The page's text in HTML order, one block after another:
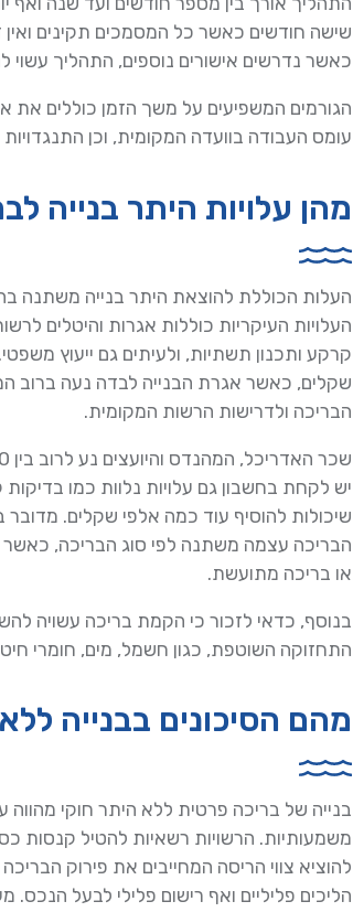
שישה חודשים כאשר כל המסמכים תקינים
כאשר נדרשים אישורים נוספים, התהליך עשוי להימשך בין
הגורמים המשפיעים על משך הזמן כוללים
עומס העבודה בוועדה המקומית, וכן
מהן עלויות היתר בנייה
העלות הכוללת להוצאת היתר בנייה משתנה
העלויות העיקריות כוללות אגרות והיטלים
קרקע ותכנון תשתיות, ולעיתים גם ייעוץ
הבריכה ולדרישות הרשות המקומית.
יש לקחת בחשבון גם עלויות נלוות כמו
שיכולות להוסיף עוד כמה אלפי שקלים.
הבריכה עצמה משתנה לפי סוג הבריכה, כאשר
או בריכה מתועשת.
בנוסף, כדאי לזכור כי הקמת בריכה עשויה
התחזוקה השוטפת, כגון חשמל, מים, חומרי
מהם הסיכונים בבנייה
בנייה של בריכה פרטית ללא היתר חוקי מהווה
משמעותיות. הרשויות רשאיות להטיל קנסות
להוציא צווי הריסה המחייבים את פירוק
הליכים פליליים ואף רישום פלילי לבעל